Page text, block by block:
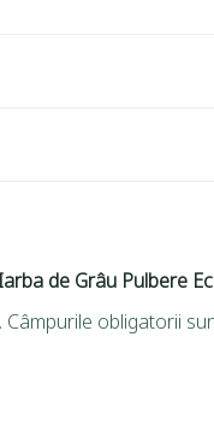
de Grâu Pulbere
Câmpurile obligatorii